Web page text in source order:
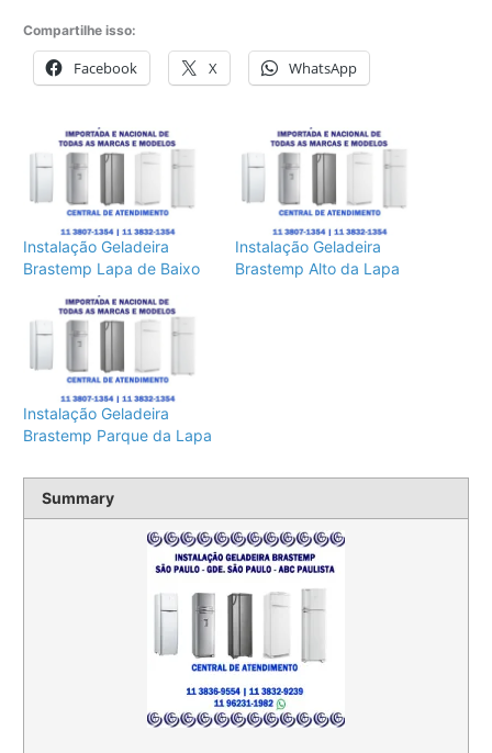
Compartilhe isso:
Facebook X WhatsApp
Instalação Geladeira
Brastemp Lapa de Baixo
Instalação Geladeira
Brastemp Alto da Lapa
Instalação Geladeira
Brastemp Parque da Lapa
Summary